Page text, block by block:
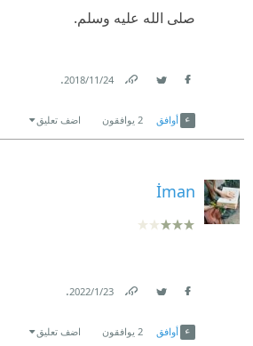
صلى الله عليه وسلم.
24‏/11‏/2018
.
أوافق 2 يوافقون اضف تعليق
İman
23‏/1‏/2022
.
أوافق 2 يوافقون اضف تعليق